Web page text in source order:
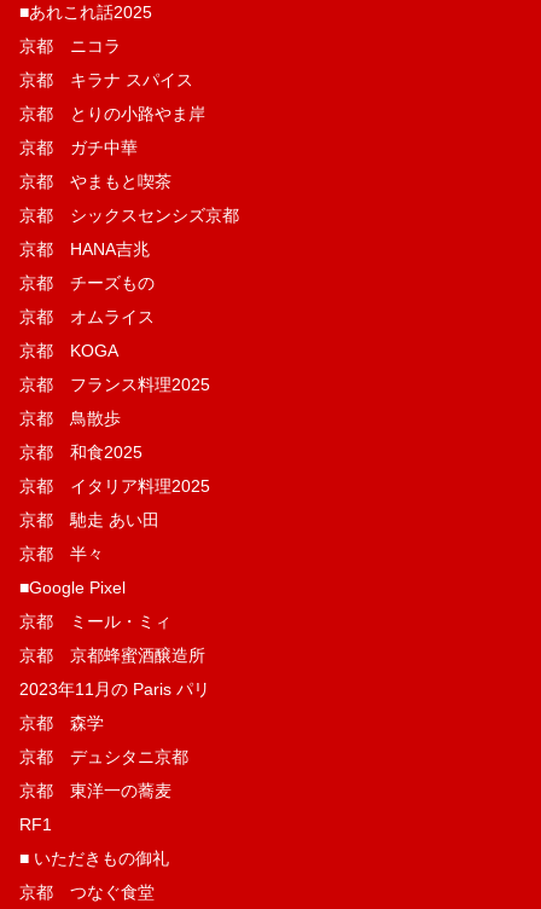
■あれこれ話2025
京都 ニコラ
京都 キラナ スパイス
京都 とりの小路やま岸
京都 ガチ中華
京都 やまもと喫茶
京都 シックスセンシズ京都
京都 HANA吉兆
京都 チーズもの
京都 オムライス
京都 KOGA
京都 フランス料理2025
京都 鳥散歩
京都 和食2025
京都 イタリア料理2025
京都 馳走 あい田
京都 半々
■Google Pixel
京都 ミール・ミィ
京都 京都蜂蜜酒醸造所
2023年11月の Paris パリ
京都 森学
京都 デュシタニ京都
京都 東洋一の蕎麦
RF1
■ いただきもの御礼
京都 つなぐ食堂